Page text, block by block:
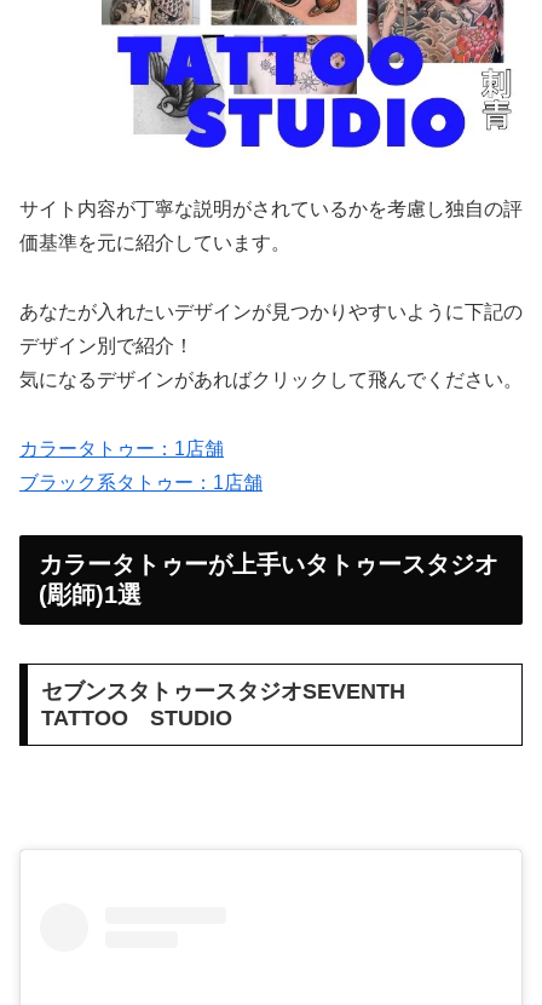
サイト内容が丁寧な説明がされているかを考慮し独自の評
価基準を元に紹介しています。
あなたが入れたいデザインが見つかりやすいように下記の
デザイン別で紹介！
気になるデザインがあればクリックして飛んでください。
カラータトゥー：1店舗
ブラック系タトゥー：1店舗
カラータトゥーが上手いタトゥースタジオ
(彫師)1選
セブンスタトゥースタジオSEVENTH
TATTOO STUDIO